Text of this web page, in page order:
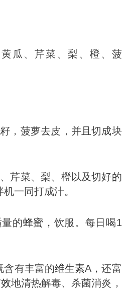
、芹菜、梨、橙、菠
菠萝去皮，并且切成块
菜、梨、橙以及切好的
一同打成汁。
的蜂蜜 ，饮服。每日喝1
有丰富的维生素A，还富
地清热解毒、杀菌消炎，